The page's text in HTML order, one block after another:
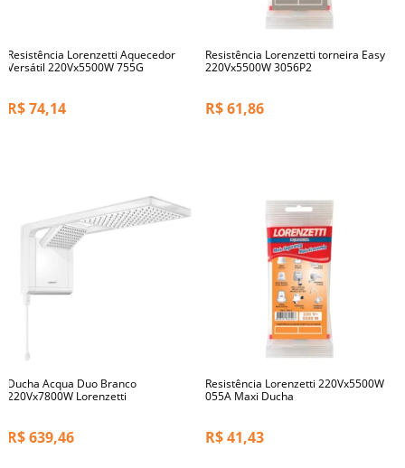
Resistência Lorenzetti Aquecedor
Versátil 220Vx5500W 755G
R$74,14
Resistência Lorenzetti torneira Easy
220Vx5500W 3056P2
R$61,86
Ducha Acqua Duo Branco
220Vx7800W Lorenzetti
R$639,46
Resistência Lorenzetti 220Vx5500W
055A Maxi Ducha
R$41,43